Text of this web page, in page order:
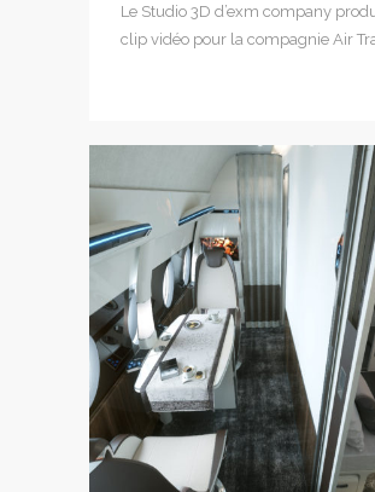
Le Studio 3D d’exm company
clip vidéo pour la compagnie Air